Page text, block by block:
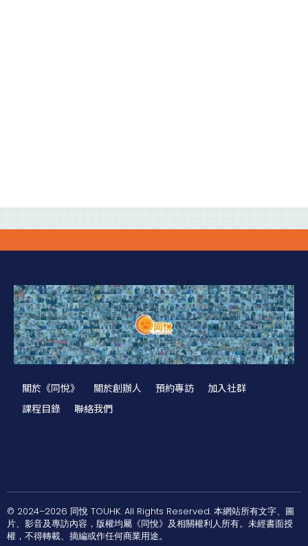
關於《同悅》 關於創辦人 預約專訪
加入社群
課程目錄
聯絡我們
© 2024–2026 同悅 TOUHK. All Rights Reserved. 本網站所有文字、圖
片、影音及專訪內容，版權均屬《同悅》及相關權利人所有。未經書面授
權，不得轉載、摘編或作任何商業用途。